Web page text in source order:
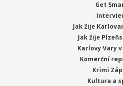
Get
Jak žije
Jak žije
Karlovy Vary
Komerční
Krimi
Kultura a